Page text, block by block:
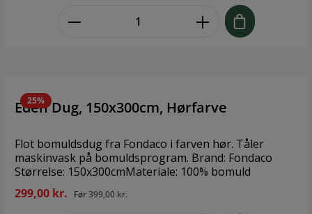
25%
Eden Dug, 150x300cm, Hørfarve
Flot bomuldsdug fra Fondaco i farven hør. Tåler
maskinvask på bomuldsprogram. Brand: Fondaco
Størrelse: 150x300cmMateriale: 100% bomuld
299,00 kr.
Før399,00 kr.